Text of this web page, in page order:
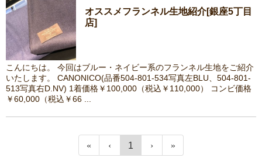
オススメフランネル生地紹介[銀座5丁目
店]
こんにちは。 今回はブルー・ネイビー系のフランネル生地をご紹介
いたします。 CANONICO(品番504-801-534写真左BLU、504-801-
513写真右D.NV) 1着価格￥100,000（税込￥110,000） コンビ価格
￥60,000（税込￥66 ...
1